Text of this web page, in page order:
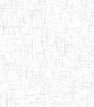
5 6 7 8
9